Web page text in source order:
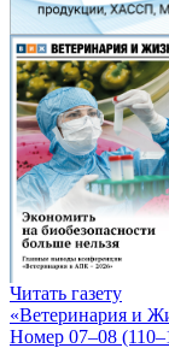
Читать газету
«Ветеринария и
Номер 07–08